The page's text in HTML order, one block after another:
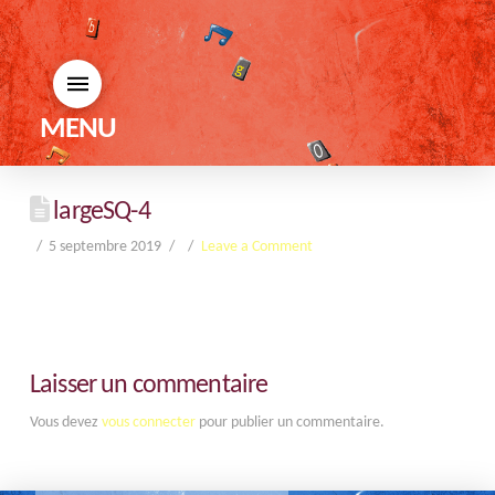
MENU
largeSQ-4
5 septembre 2019 Leave a Comment
Laisser un commentaire
Vous devez vous connecterpour publier un commentaire.